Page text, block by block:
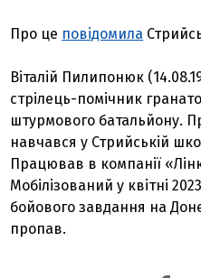
Про це повідомила
Віталій Пилипонюк
стрілець-помічник
штурмового батальйону.
навчався у Стрийській
Працював в компанії
Мобілізований у квітні
бойового завдання на
пропав.